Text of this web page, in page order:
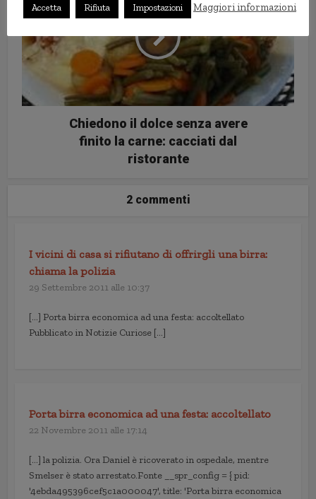
Chiedono il dolce senza avere
finito la carne: cacciati dal
ristorante
2 commenti
I vicini di casa si rifiutano di offrirgli una birra:
chiama la polizia
29 Settembre 2011 alle 10:37
[…] Porta birra economica ad una festa: accoltellato
Pubblicato in Notizie Curiose […]
Porta birra economica ad una festa: accoltellato
22 Novembre 2011 alle 17:14
[…] la polizia. Ora Daniel è ricoverato in ospedale, mentre
Smelser è stato arrestato.Fonte __spr_config = { pid:
'4ebda495396cef5c1a000047', title: 'Porta birra economica
Accetta Rifiuta Impostazioni Maggiori informazioni